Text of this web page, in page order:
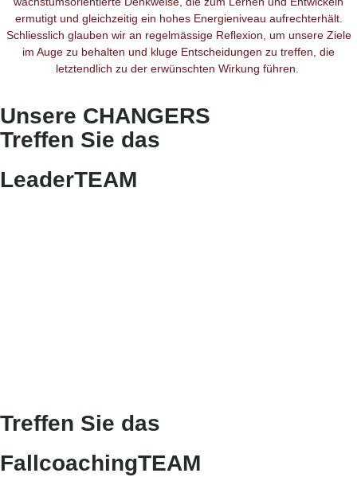
ermutigt und gleichzeitig ein hohes Energieniveau aufrechterhält.
Schliesslich glauben wir an regelmässige Reflexion, um unsere Ziele
im Auge zu behalten und kluge Entscheidungen zu treffen, die
letztendlich zu der erwünschten Wirkung führen.
Unsere CHANGERS
Treffen Sie das
LeaderTEAM
Treffen Sie das
FallcoachingTEAM